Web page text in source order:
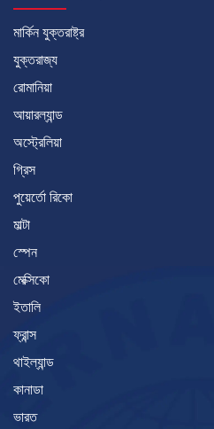
মার্কিন যুক্তরাষ্ট্র
যুক্তরাজ্য
রোমানিয়া
আয়ারল্যান্ড
অস্ট্রেলিয়া
গ্রিস
পুয়ের্তো রিকো
মাল্টা
স্পেন
মেক্সিকো
ইতালি
ফ্রান্স
থাইল্যান্ড
কানাডা
ভারত